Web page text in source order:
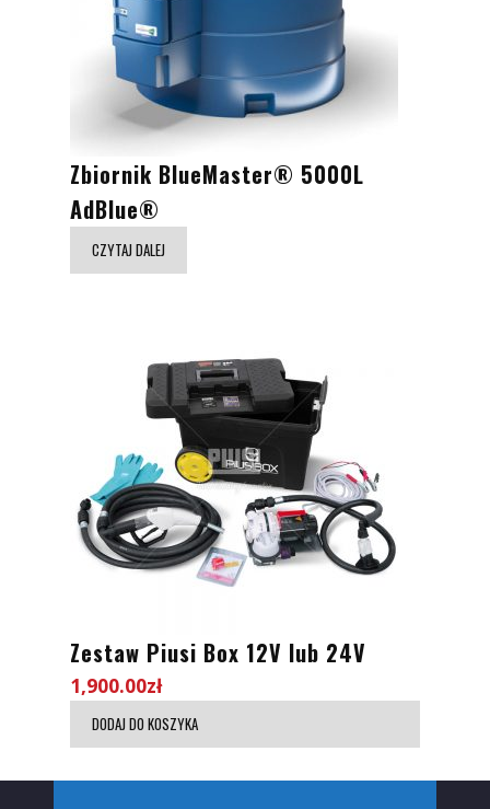
Zbiornik BlueMaster® 5000L
AdBlue®
CZYTAJ DALEJ
Zestaw Piusi Box 12V lub 24V
1,900.00zł
DODAJ DO KOSZYKA